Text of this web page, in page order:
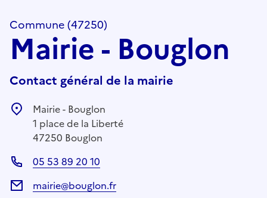
Commune (47250)
Mairie - Bouglon
Contact général de la mairie
Mairie - Bouglon
1 place de la Liberté
47250 Bouglon
05 53 89 20 10
mairie@bouglon.fr